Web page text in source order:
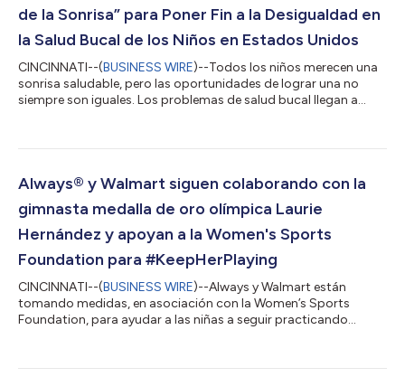
de la Sonrisa” para Poner Fin a la Desigualdad en
la Salud Bucal de los Niños en Estados Unidos
CINCINNATI--(BUSINESS WIRE)--Todos los niños merecen una
sonrisa saludable, pero las oportunidades de lograr una no
siempre son iguales. Los problemas de salud bucal llegan a
niños negros tienen casi el doble de probabilidades de tener
cuatro veces más probabilidades de sufrir que sus
compañeros.* Para muchas familias, l...
Always® y Walmart siguen colaborando con la
gimnasta medalla de oro olímpica Laurie
Hernández y apoyan a la Women's Sports
Foundation para #KeepHerPlaying
CINCINNATI--(BUSINESS WIRE)--Always y Walmart están
tomando medidas, en asociación con la Women’s Sports
Foundation, para ayudar a las niñas a seguir practicando
pubertad. Para seguir movilizando a la sociedad con